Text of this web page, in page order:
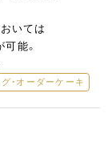
いては
能。
・オーダーケーキ